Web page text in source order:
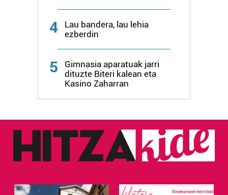
4
Lau bandera, lau lehia
ezberdin
5
Gimnasia aparatuak jarri
dituzte Biteri kalean eta
Kasino Zaharran